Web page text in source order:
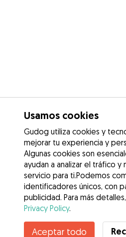
Usamos cookies
Gudog utiliza cookies y
mejorar tu experiencia y
Algunas cookies son
ayudan a analizar el tráfico y
servicio para ti.Podemos
identificadores únicos, con
publicidad. Para más
Privacy Policy.
Aceptar todo